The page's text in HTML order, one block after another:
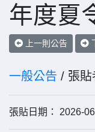
年度夏
上一則公告
一般公告 / 張貼
張貼日期： 2026-